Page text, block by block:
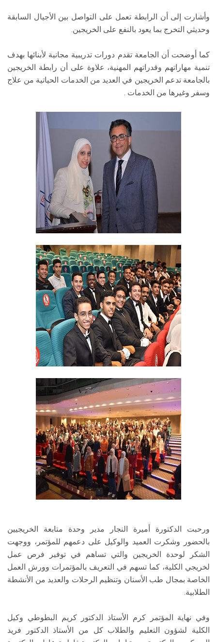
وأشارت إلى أن الرابطة تعمل على التواصل بين الأجيال السابقة
وحديثي التخرج بما يعود بالنفع على الخريجين.
كما أوضحت أن الجامعة تقدم دورات تدريبية مجانية لأبنائها بهدف
تنمية مهاراتهم وقدراتهم المهنية، علاوة على أن رابطة الخريجين
بالجامعة تدعم الخريجين في العديد من الخدمات الحياتية من علاج
وسفر وغيرها من الخدمات .
ورحبت الدكتورة أميرة النجار مدير وحدة متابعة الخريجيين
بالحضور وشكرت العميد والوكيل على دعمهم للمؤتمر، ووجهت
الشكر لوحدة الخريجين والتي تساهم في توفير فرص عمل
لخريجي الكلية، كما تسهم في التعريف بالمؤتمرات وورش العمل
الخاصة بمجال طب الأسنان وتنظيم الرحلات والعديد من الأنشطة
الطلابية.
وفي نهاية المؤتمر كرم الأستاذ الدكتور كريم البطوطي وكيل
الكلية لشؤون التعليم والطلاب كل من الأستاذ الدكتور فريد